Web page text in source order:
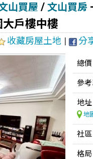
山買屋 / 文山買房 -
戶樓中樓
收藏房屋土地 | 分
總價
參
地址
地
社
格